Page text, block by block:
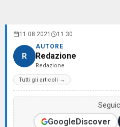
11.08.2021 11:30
R
AUTORE
Redazione
Redazione
Tutti gli articoli →
GoogleDiscover